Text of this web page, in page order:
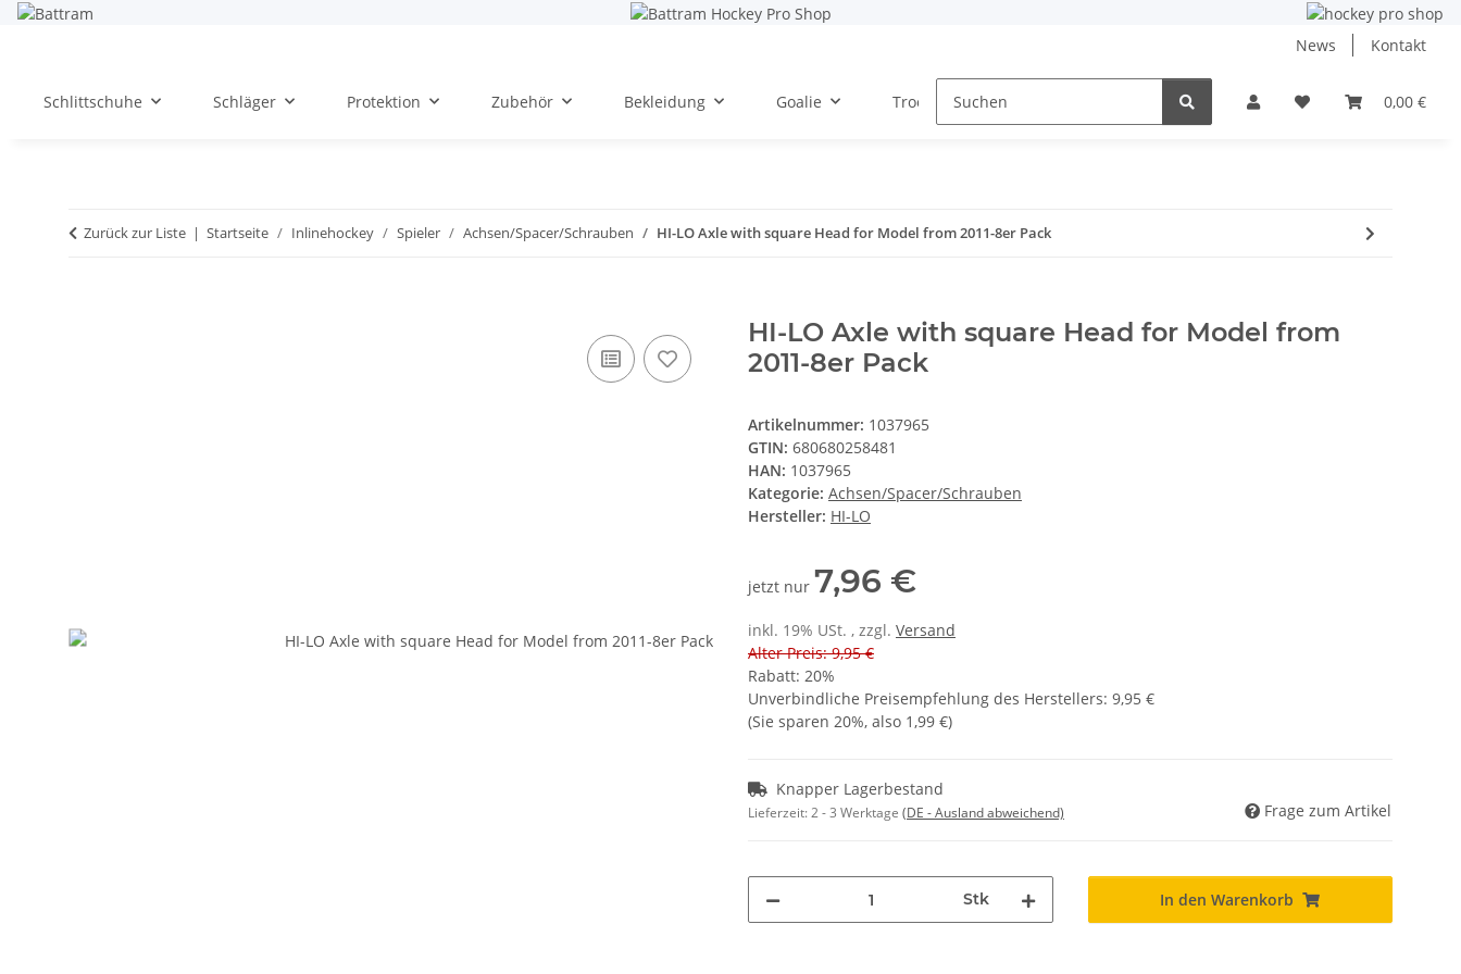
News Kontakt
0,00 €
Schlittschuhe Schläger Protektion Zubehör Bekleidung Goalie Trockentraining NHL und DEB
Zurück zur Liste Startseite Inlinehockey Spieler Achsen/Spacer/Schrauben HI-LO Axle with square Head for Model from 2011-8er Pack
HI-LO Axle with square Head for Model from
2011-8er Pack
Artikelnummer: 1037965
GTIN: 680680258481
HAN: 1037965
Kategorie: Achsen/Spacer/Schrauben
Hersteller: HI-LO
jetzt nur 7,96 €
inkl. 19% USt. , zzgl. Versand
Alter Preis: 9,95 €
Rabatt: 20%
Unverbindliche Preisempfehlung des Herstellers: 9,95 €
(Sie sparen 20%, also 1,99 €)
Knapper Lagerbestand
Lieferzeit:2 - 3 Werktage (DE - Ausland abweichend) Frage zum Artikel
Stk In den Warenkorb